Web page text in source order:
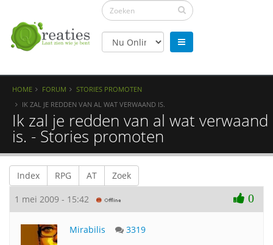
HOME FORUM
STORIES PROMOTEN
IK ZAL JE REDDEN VAN AL WAT VERWAAND IS.
Ik zal je redden van al wat verwaand
is. - Stories promoten
Index RPG AT Zoek
1 mei 2009 - 15:42 0
Mirabilis 3319